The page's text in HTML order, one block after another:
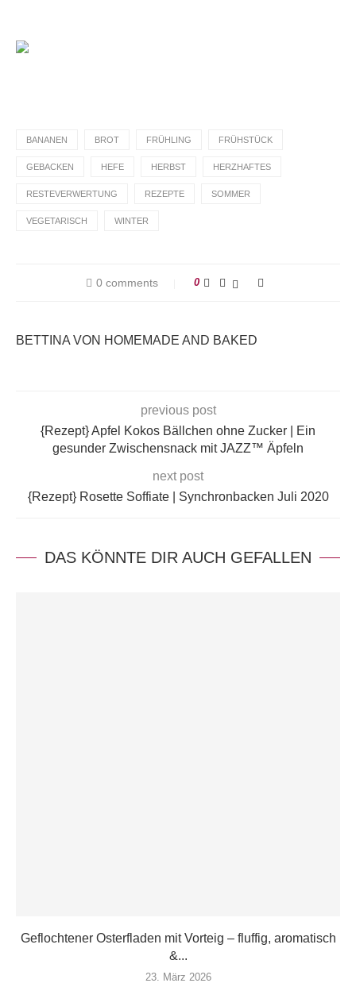
BANANEN BROT FRÜHLING FRÜHSTÜCK
GEBACKEN HEFE HERBST HERZHAFTES
RESTEVERWERTUNG REZEPTE SOMMER
VEGETARISCH WINTER
0 comments 0
BETTINA VON HOMEMADE AND BAKED
previous post
{Rezept} Apfel Kokos Bällchen ohne Zucker | Ein
gesunder Zwischensnack mit JAZZ™ Äpfeln
next post
{Rezept} Rosette Soffiate | Synchronbacken Juli 2020
DAS KÖNNTE DIR AUCH GEFALLEN
Geflochtener Osterfladen mit Vorteig – fluffig, aromatisch
&...
23. März 2026